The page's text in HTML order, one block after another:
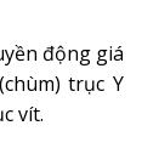
động giá
trục Y
vít.